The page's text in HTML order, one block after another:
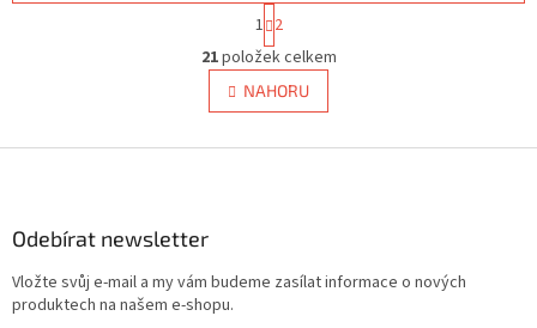
O
v
l
á
v
k
S
t
r
á
n
k
v
1 2
21položek celkem
NAHORU
Odebírat newsletter
Vložte svůj e-mail a my vám budeme zasílat informace o nových
produktech na našem e-shopu.